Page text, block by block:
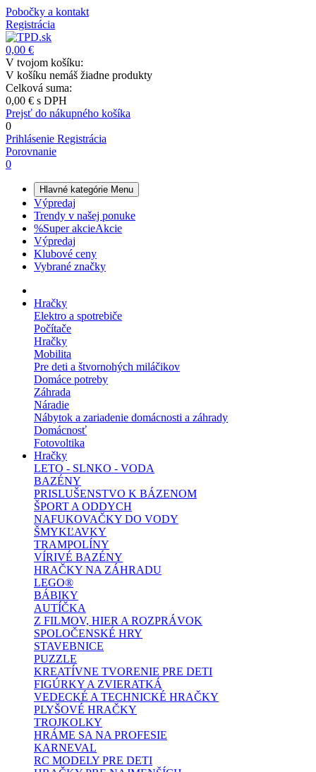
Pobočky a kontakt
Registrácia
0,00 €
V tvojom košíku:
V košíku nemáš žiadne produkty
Celková suma:
0,00 € s DPH
Prejsť do nákupného košíka
0
Prihlásenie Registrácia
Porovnanie
0
Hlavné kategórie Menu
Výpredaj
Trendy v našej ponuke
%Super akcieAkcie
Výpredaj
Klubové ceny
Vybrané značky
Hračky
Elektro a spotrebiče
Počítače
Hračky
Mobilita
Pre deti a štvornohých miláčikov
Domáce potreby
Záhrada
Náradie
Nábytok a zariadenie domácnosti a záhrady
Domácnosť
Fotovoltika
Hračky
LETO - SLNKO - VODA
BAZÉNY
PRISLUŠENSTVO K BÁZENOM
ŠPORT A ODDYCH
NAFUKOVAČKY DO VODY
ŠMYKĽAVKY
TRAMPOLÍNY
VÍRIVÉ BAZÉNY
HRAČKY NA ZÁHRADU
LEGO®
BÁBIKY
AUTÍČKA
Z FILMOV, HIER A ROZPRÁVOK
SPOLOČENSKÉ HRY
STAVEBNICE
PUZZLE
KREATÍVNE TVORENIE PRE DETI
FIGÚRKY A ZVIERATKÁ
VEDECKÉ A TECHNICKÉ HRAČKY
PLYŠOVÉ HRAČKY
TROJKOLKY
HRÁME SA NA PROFESIE
KARNEVAL
RC MODELY PRE DETI